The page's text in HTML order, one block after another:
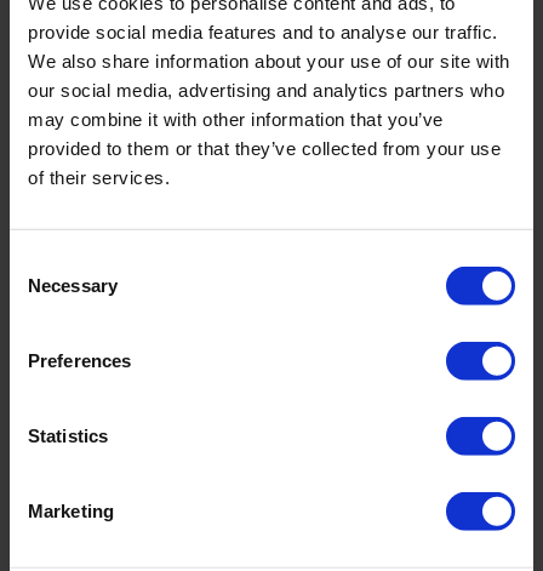
provide social media features and to analyse our traffic.
We also share information about your use of our site with
our social media, advertising and analytics partners who
may combine it with other information that you’ve
provided to them or that they’ve collected from your use
of their services.
Selection
Necessary
Preferences
Statistics
Marketing
Contact informatie
Adres
Unit 8, Beyers Office Park,
30 Bosbok Rd, Randpark
Telefoon
Website
https://www.geowater.co.za